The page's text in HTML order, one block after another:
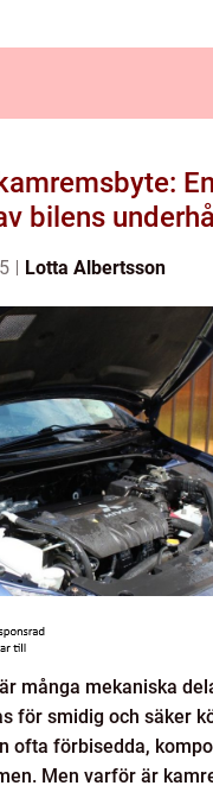
bilens underhåll
Lotta Albertsson
många mekaniska
för smidig och säker
ofta förbisedda,
Men varför är